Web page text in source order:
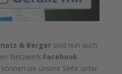
& Bergersind nun auch
Netzwerk Facebook
sie unsere Seite unter